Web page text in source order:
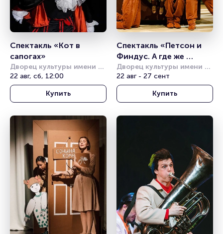
Спектакль «Кот в
сапогах»
Дворец культуры имени
Горбунова
22 авг, сб, 12:00
Купить
Спектакль «Петсон и
Финдус. А где же
Юсси?» (Театр Комикс)
Дворец культуры имени
Горбунова
22 авг - 27 сент
Купить